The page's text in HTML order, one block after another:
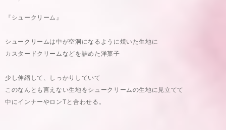
『シュークリーム』
シュークリームは中が空洞になるように焼いた生地に
カスタードクリームなどを詰めた洋菓子
少し伸縮して、しっかりしていて
このなんとも言えない生地をシュークリームの生地に見立てて
中にインナーやロンTと合わせる。